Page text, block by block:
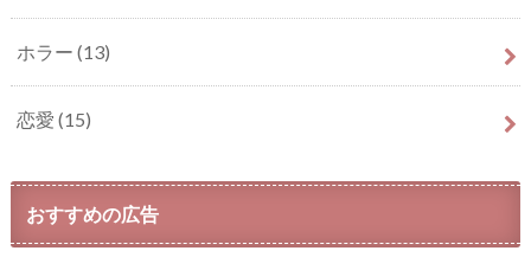
ホラー (13)
恋愛 (15)
おすすめの広告